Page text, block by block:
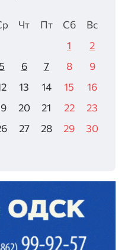
Чт Пт Сб
Вс
1
2
6 7 8
9
13 14 15
16
20 21 22
23
27 28 29
30